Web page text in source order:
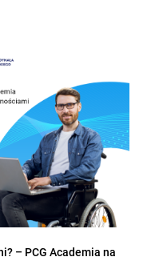
– PCG Academia na